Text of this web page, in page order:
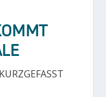
KURZGEFASST